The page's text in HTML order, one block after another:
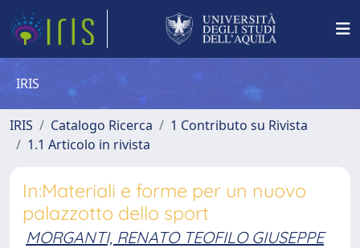
IRIS
IRIS Catalogo Ricerca
1 Contributo su Rivista
1.1 Articolo in rivista
In:Materiali e forme per un nuovo
palazzotto dello sport
MORGANTI, RENATO TEOFILO GIUSEPPE